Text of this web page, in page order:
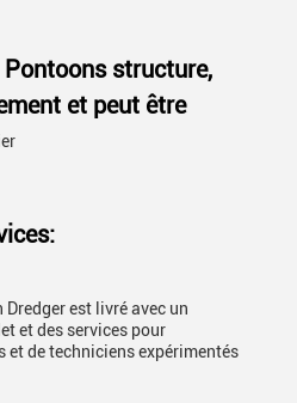
structure,
et peut être
Dredger est livré avec un
et des services pour
et de techniciens expérimentés